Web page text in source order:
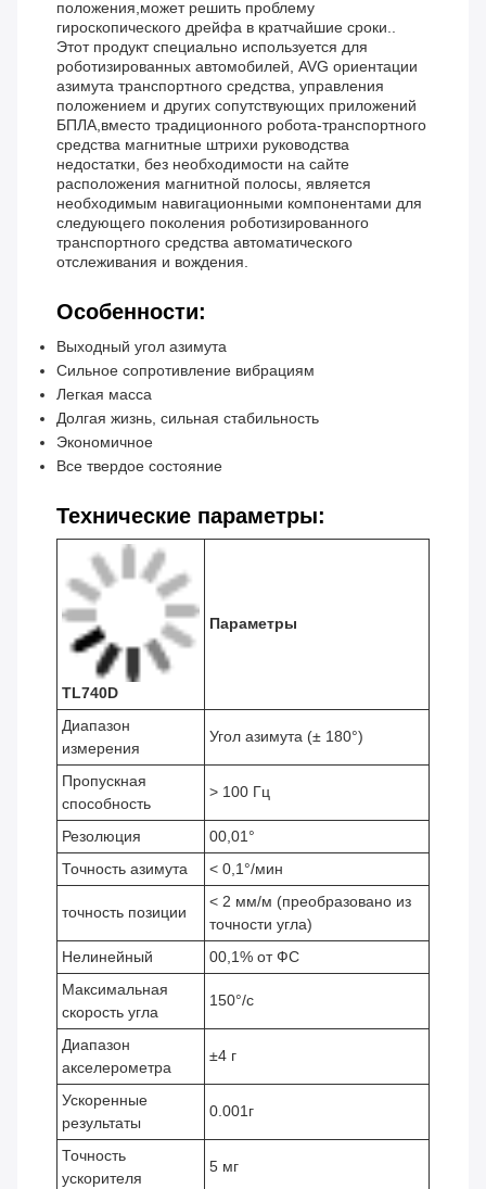
положения,может решить проблему
гироскопического дрейфа в кратчайшие сроки..
Этот продукт специально используется для
роботизированных автомобилей, AVG ориентации
азимута транспортного средства, управления
положением и других сопутствующих приложений
БПЛА,вместо традиционного робота-транспортного
средства магнитные штрихи руководства
недостатки, без необходимости на сайте
расположения магнитной полосы, является
необходимым навигационными компонентами для
следующего поколения роботизированного
транспортного средства автоматического
отслеживания и вождения.
Особенности:
Выходный угол азимута
Сильное сопротивление вибрациям
Легкая масса
Долгая жизнь, сильная стабильность
Экономичное
Все твердое состояние
Технические параметры:
TL740D
Параметры
Диапазон
измерения
Угол азимута (± 180°)
Пропускная
способность
> 100 Гц
Резолюция
00,01°
Точность азимута
< 0,1°/мин
точность позиции
< 2 мм/м (преобразовано из
точности угла)
Нелинейный
00,1% от ФС
Максимальная
скорость угла
150°/с
Диапазон
акселерометра
±4 г
Ускоренные
результаты
0.001г
Точность
ускорителя
5 мг